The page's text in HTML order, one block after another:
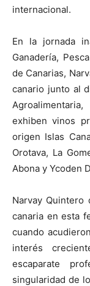
internacional.
En la jornada
Ganadería,
de Canarias,
canario junto al
exhiben vinos
origen Islas
Orotava, La
Abona y Ycoden
Narvay
canaria en esta
cuando
interés
escaparate
singularidad de